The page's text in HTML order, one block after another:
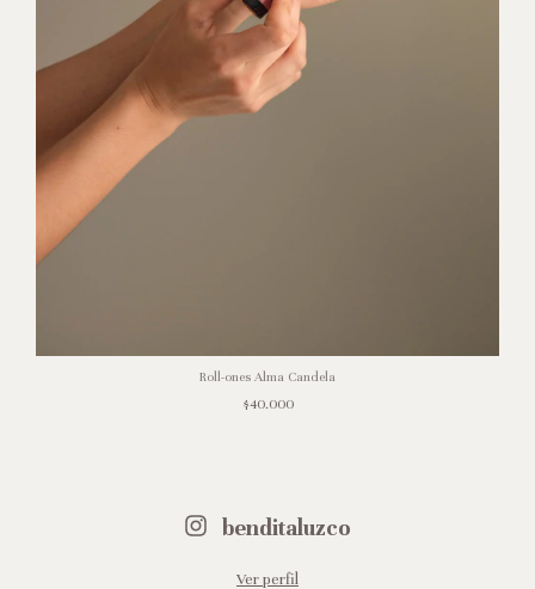
Roll-ones Alma Candela
$40.000
benditaluzco
Ver perfil